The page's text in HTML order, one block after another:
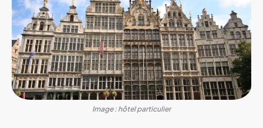
Image : hôtel particulier